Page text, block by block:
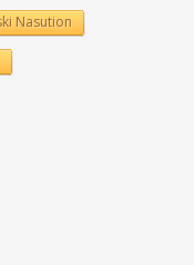
Nasution